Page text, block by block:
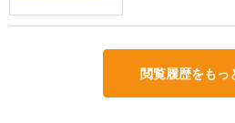
閲覧履歴をもっ